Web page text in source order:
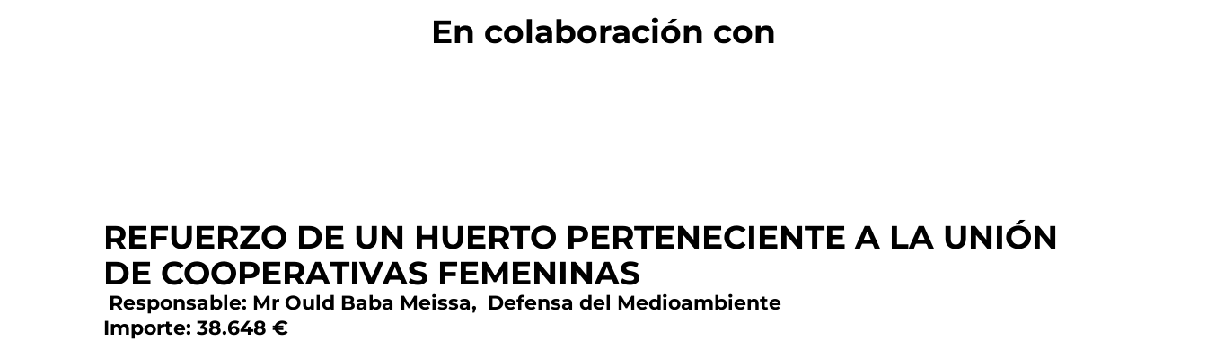
En colaboración con
REFUERZO DE UN HUERTO PERTENECIENTE A LA UNIÓN
DE COOPERATIVAS FEMENINAS
Responsable: Mr Ould Baba Meissa, Defensa del Medioambiente
Importe: 38.648 €